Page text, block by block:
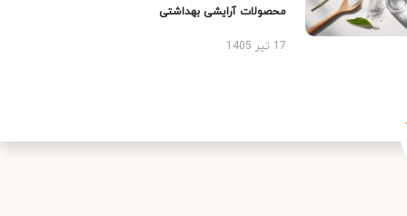
محصولات آرایشی بهداشتی
17 تیر 1405